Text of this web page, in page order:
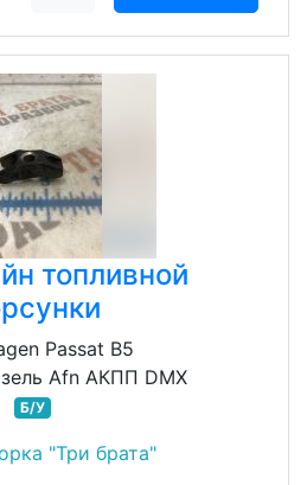
топливной
Passat B5
Afn АКПП DMX
Б/У
"Три брата"